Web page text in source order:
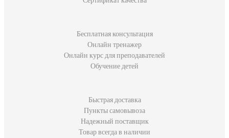
Бесплатная консультация
Онлайн тренажер
Онлайн курс для преподавателей
Обучение детей
Быстрая доставка
Пункты самовывоза
Надежный поставщик
Товар всегда в наличии